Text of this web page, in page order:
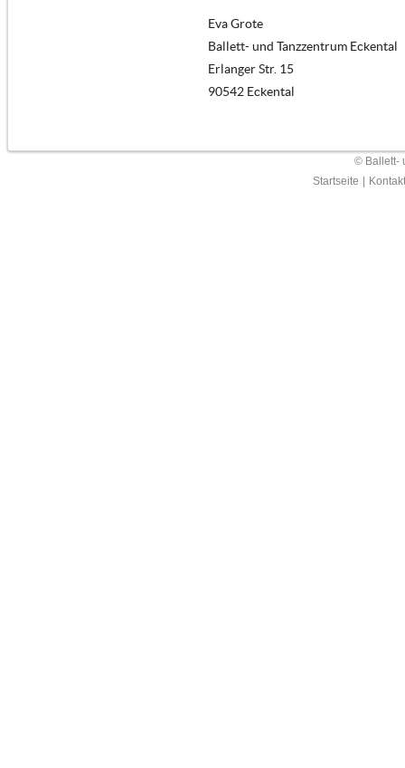
Eva Grote
Ballett- und Tanzzentrum Eckental
Erlanger Str. 15
90542 Eckental
© Ballett-
Startseite
Kontakt